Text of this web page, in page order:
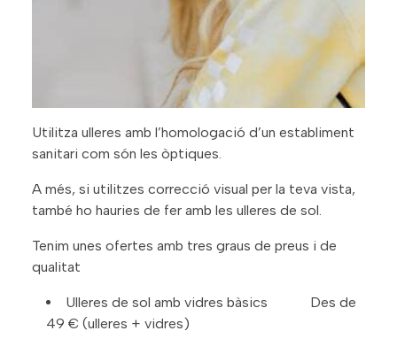
Utilitza ulleres amb l’homologació d’un establiment
sanitari com són les òptiques.
A més, si utilitzes correcció visual per la teva vista,
també ho hauries de fer amb les ulleres de sol.
Tenim unes ofertes amb tres graus de preus i de
qualitat
Ulleres de sol amb vidres bàsics Des de
49 € (ulleres + vidres)